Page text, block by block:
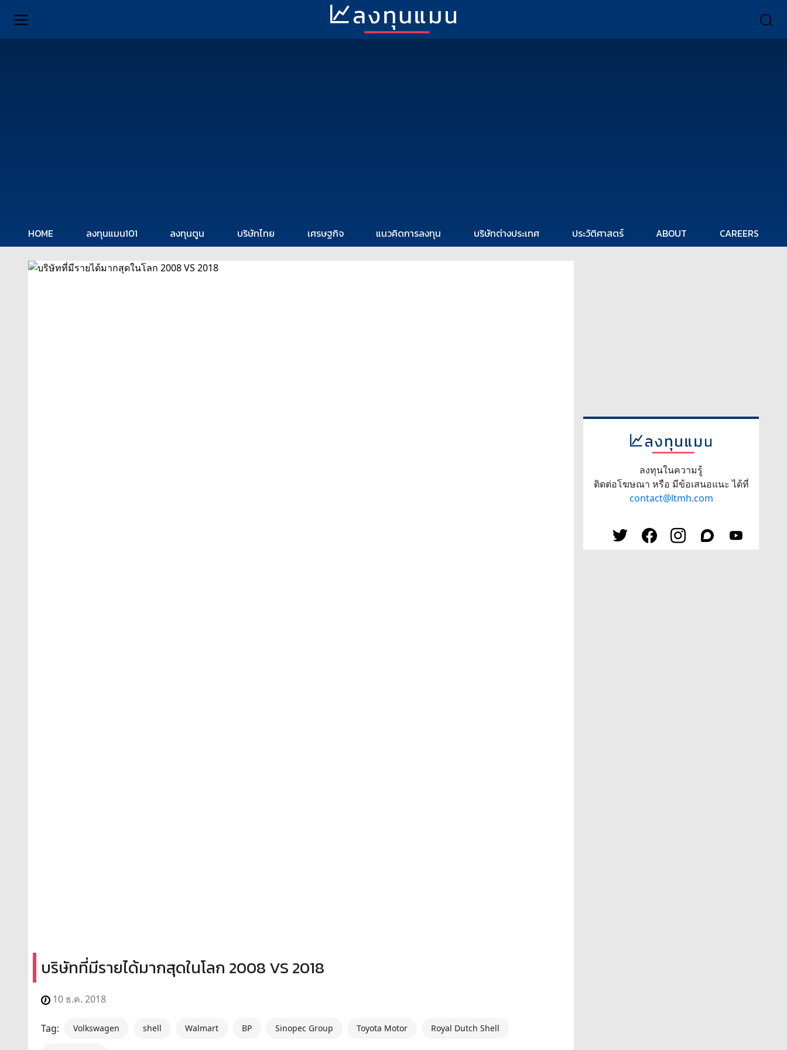
HOME ลงทุนแมน101 ลงทุนตูน บริษัทไทย เศรษฐกิจ แนวคิดการลงทุน บริษัทต่างประเทศ ประวัติศาสตร์ ABOUT CAREERS
บริษัทที่มีรายได้มากสุดในโลก 2008 VS 2018
10 ธ.ค. 2018
Tag: Volkswagen shell Walmart BP Sinopec Group Toyota Motor Royal Dutch Shell
ลงทุนในความรู้
ติดต่อโฆษณา หรือ มีข้อเสนอแนะ ได้ที่
contact@ltmh.com